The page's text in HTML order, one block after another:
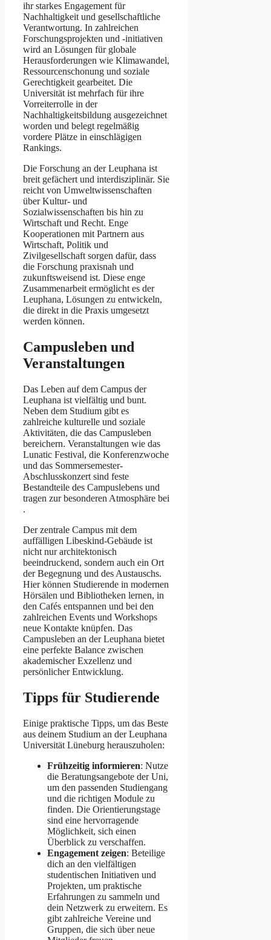
ihr starkes Engagement für
Nachhaltigkeit und gesellschaftliche
Verantwortung. In zahlreichen
Forschungsprojekten und -initiativen
wird an Lösungen für globale
Herausforderungen wie Klimawandel,
Ressourcenschonung und soziale
Gerechtigkeit gearbeitet. Die
Universität ist mehrfach für ihre
Vorreiterrolle in der
Nachhaltigkeitsbildung ausgezeichnet
worden und belegt regelmäßig
vordere Plätze in einschlägigen
Rankings​​.
Die Forschung an der Leuphana ist
breit gefächert und interdisziplinär. Sie
reicht von Umweltwissenschaften
über Kultur- und
Sozialwissenschaften bis hin zu
Wirtschaft und Recht. Enge
Kooperationen mit Partnern aus
Wirtschaft, Politik und
Zivilgesellschaft sorgen dafür, dass
die Forschung praxisnah und
zukunftsweisend ist. Diese enge
Zusammenarbeit ermöglicht es der
Leuphana, Lösungen zu entwickeln,
die direkt in die Praxis umgesetzt
werden können​.
Campusleben und
Veranstaltungen
Das Leben auf dem Campus der
Leuphana ist vielfältig und bunt.
Neben dem Studium gibt es
zahlreiche kulturelle und soziale
Aktivitäten, die das Campusleben
bereichern. Veranstaltungen wie das
Lunatic Festival, die Konferenzwoche
und das Sommersemester-
Abschlusskonzert sind feste
Bestandteile des Campuslebens und
tragen zur besonderen Atmosphäre bei​​
.
Der zentrale Campus mit dem
auffälligen Libeskind-Gebäude ist
nicht nur architektonisch
beeindruckend, sondern auch ein Ort
der Begegnung und des Austauschs.
Hier können Studierende in modernen
Hörsälen und Bibliotheken lernen, in
den Cafés entspannen und bei den
zahlreichen Events und Workshops
neue Kontakte knüpfen. Das
Campusleben an der Leuphana bietet
eine perfekte Balance zwischen
akademischer Exzellenz und
persönlicher Entwicklung​.
Tipps für Studierende
Einige praktische Tipps, um das Beste
aus deinem Studium an der Leuphana
Universität Lüneburg herauszuholen:
Frühzeitig informieren: Nutze
die Beratungsangebote der Uni,
um den passenden Studiengang
und die richtigen Module zu
finden. Die Orientierungstage
sind eine hervorragende
Möglichkeit, sich einen
Überblick zu verschaffen.
Engagement zeigen: Beteilige
dich an den vielfältigen
studentischen Initiativen und
Projekten, um praktische
Erfahrungen zu sammeln und
dein Netzwerk zu erweitern. Es
gibt zahlreiche Vereine und
Gruppen, die sich über neue